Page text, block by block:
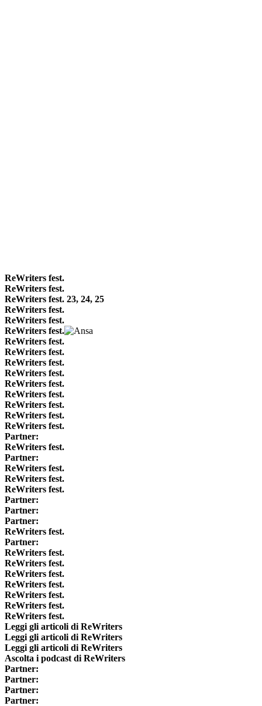
ReWriters fest.
ReWriters fest.
ReWriters fest. 23, 24, 25
ReWriters fest.
ReWriters fest.
ReWriters fest.
ReWriters fest.
ReWriters fest.
ReWriters fest.
ReWriters fest.
ReWriters fest.
ReWriters fest.
ReWriters fest.
ReWriters fest.
ReWriters fest.
Partner:
ReWriters fest.
Partner:
ReWriters fest.
ReWriters fest.
ReWriters fest.
Partner:
Partner:
Partner:
ReWriters fest.
Partner:
ReWriters fest.
ReWriters fest.
ReWriters fest.
ReWriters fest.
ReWriters fest.
ReWriters fest.
ReWriters fest.
Leggi gli articoli di ReWriters
Leggi gli articoli di ReWriters
Leggi gli articoli di ReWriters
Ascolta i podcast di ReWriters
Partner:
Partner:
Partner:
Partner: